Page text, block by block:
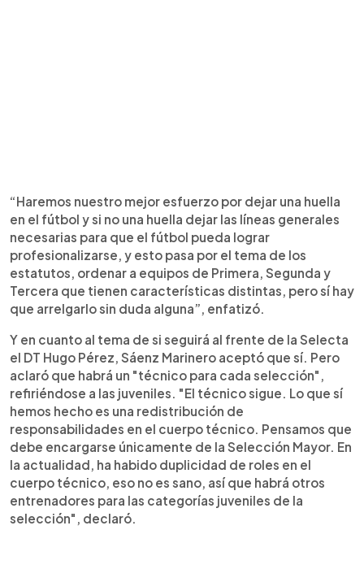
“Haremos nuestro mejor esfuerzo por dejar una huella
en el fútbol y si no una huella dejar las líneas generales
necesarias para que el fútbol pueda lograr
profesionalizarse, y esto pasa por el tema de los
estatutos, ordenar a equipos de Primera, Segunda y
Tercera que tienen características distintas, pero sí hay
que arrelgarlo sin duda alguna”, enfatizó.
Y en cuanto al tema de si seguirá al frente de la Selecta
el DT Hugo Pérez, Sáenz Marinero aceptó que sí. Pero
aclaró que habrá un "técnico para cada selección",
refiriéndose a las juveniles. "El técnico sigue. Lo que sí
hemos hecho es una redistribución de
responsabilidades en el cuerpo técnico. Pensamos que
debe encargarse únicamente de la Selección Mayor. En
la actualidad, ha habido duplicidad de roles en el
cuerpo técnico, eso no es sano, así que habrá otros
entrenadores para las categorías juveniles de la
selección", declaró.